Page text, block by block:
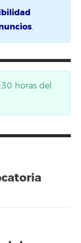
.
horas del